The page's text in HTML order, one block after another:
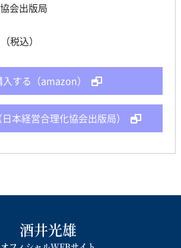
会出版局
税込）
入する（amazon）
本経営合理化協会出版局）
酒井光雄